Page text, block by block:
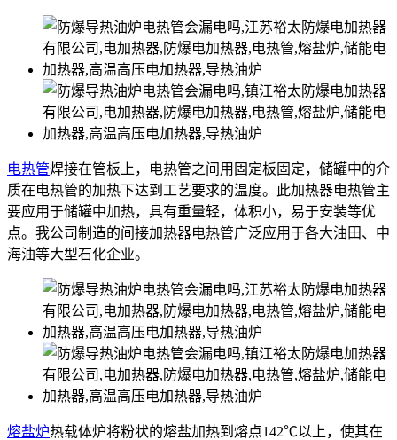
电热管焊接在管板上，电热管之间用固定板固定，储罐中的介
质在电热管的加热下达到工艺要求的温度。此加热器电热管主
要应用于储罐中加热，具有重量轻，体积小，易于安装等优
点。我公司制造的间接加热器电热管广泛应用于各大油田、中
海油等大型石化企业。
熔盐炉热载体炉将粉状的熔盐加热到熔点142℃以上，使其在